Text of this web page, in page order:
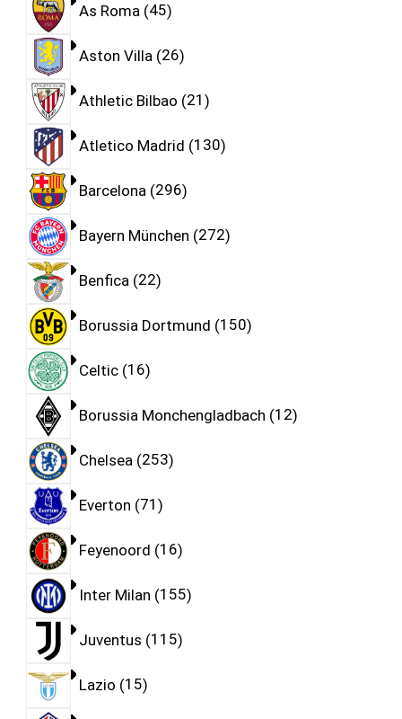
As Roma 45
Aston Villa 26
Athletic Bilbao 21
Atletico Madrid 130
Barcelona 296
Bayern München 272
Benfica 22
Borussia Dortmund 150
Celtic 16
Borussia Monchengladbach 12
Chelsea 253
Everton 71
Feyenoord 16
Inter Milan 155
Juventus 115
Lazio 15